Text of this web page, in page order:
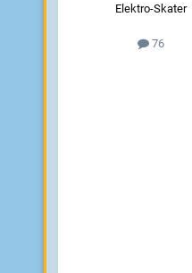
Elektro-Skater
76